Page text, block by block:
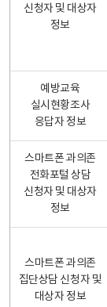
신청자 및 대상자
정보
예방교육
실시현황조사
응답자 정보
스마트폰 과의존
전화포털 상담
신청자 및 대상자
정보
스마트폰 과의존
집단상담 신청자 및
대상자 정보